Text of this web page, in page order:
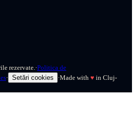
rezervate.·Politica de
· Setări cookies ·Made with ♥ in Cluj-